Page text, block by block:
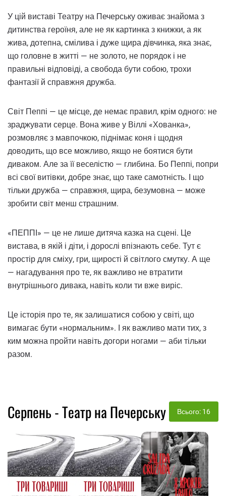
У цій виставі Театру на Печерську оживає знайома з
дитинства героїня, але не як картинка з книжки, а як
жива, дотепна, смілива і дуже щира дівчинка, яка знає,
що головне в житті — не золото, не порядок і не
правильні відповіді, а свобода бути собою, трохи
фантазії й справжня дружба.
Світ Пеппі — це місце, де немає правил, крім одного: не
зраджувати серце. Вона живе у Віллі «Хованка»,
розмовляє з мавпочкою, піднімає коня і щодня
доводить, що все можливо, якщо не боятися бути
диваком. Але за її веселістю — глибина. Бо Пеппі, попри
всі свої витівки, добре знає, що таке самотність. І що
тільки дружба — справжня, щира, безумовна — може
зробити світ менш страшним.
«ПЕППІ» — це не лише дитяча казка на сцені. Це
вистава, в якій і діти, і дорослі впізнають себе. Тут є
простір для сміху, гри, щирості й світлого смутку. А ще
— нагадування про те, як важливо не втратити
внутрішнього дивака, навіть коли ти вже виріс.
Це історія про те, як залишатися собою у світі, що
вимагає бути «нормальним». І як важливо мати тих, з
ким можна пройти навіть догори ногами — аби тільки
разом.
Серпень - Театр на Печерську Всього: 16